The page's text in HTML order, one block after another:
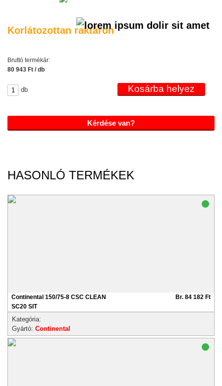
Korlátozottan raktáron
Bruttó termékár:
80 943 Ft / db
db
Kérdése van?
HASONLÓ TERMÉKEK
Continental 150/75-8 CSC CLEAN
SC20 SIT
Br. 84 182 Ft
Kategória:
Gyártó: Continental